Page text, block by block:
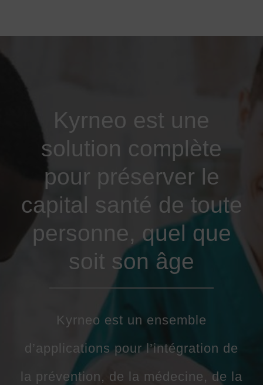
Kyrneo est une
solution complète
pour préserver le
capital santé de toute
personne, quel que
soit son âge
Kyrneo est un ensemble
d’applications pour l’intégration de
la prévention, de la médecine, de la